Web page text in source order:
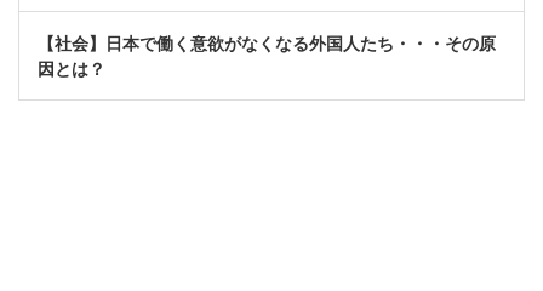
【社会】日本で働く意欲がなくなる外国人たち・・・その原
因とは？